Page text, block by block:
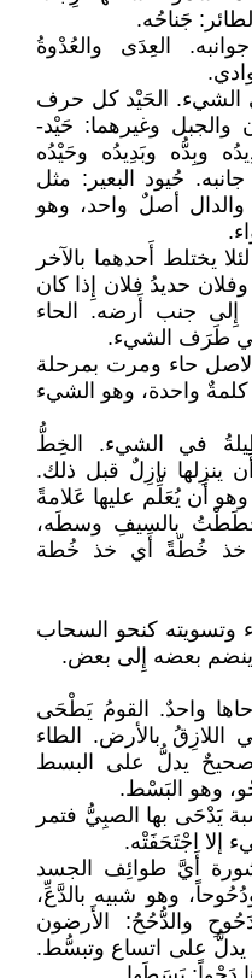
جَناحُه.
العِدَى والعُدْوةُ
الشيء. الحَيْد كل حرف
وغيرهما: حَيْد-
وبِدُّه وبَدِيدُه وحَيْدُه
حُيود البعير: مثل
والدال أصلٌ واحد، وهو
يختلط أَحدهما بالآخر
وفلان حديدُ فلان إِذا كان
إِلى جنب أَرضه. الحاء
طَرَف الشيء.
حاء ومرت بمرحلة
واحدة، وهو الشيء
في الشيء. الخِطُّ
ينزِلها نازِلٌ قبل ذلك.
أَن يُعَلِّم عليها عَلامةً
خَطَطْتُ بالسيفِ وسطَه،
خذ خُطّةً أَي خذ خُطة
كنحو السحاب
بعضه إِلى بعض.
واحدٌ. القومُ يَطْحَى
بالأرض. الطاء
صحيحٌ يدلُّ على البسط
وهو البَسْط.
يَدْحَى بها الصبِيُّ فتمر
إلا اجْتَحَفَتْه.
أَيَّ طوائِف الجسد
وهو شبيه بالدَّعِّ،
والدُّحُحُ: الأَرضون
يدلُّ على اتساع وتبسُّط.